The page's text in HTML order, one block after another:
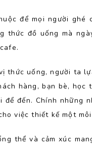
để mọi người ghé
thức đồ uống mà
thức uống, người ta
hàng, bạn bè,
đến. Chính những
việc thiết kế một
thể và cảm xúc